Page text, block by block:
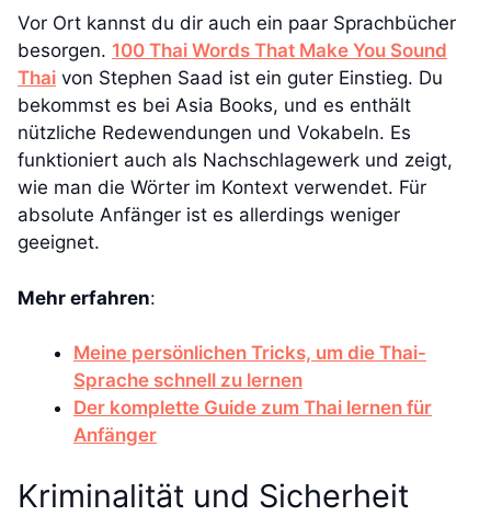
Vor Ort kannst du dir auch ein paar Sprachbücher
besorgen. 100 Thai Words That Make You Sound
Thai von Stephen Saad ist ein guter Einstieg. Du
bekommst es bei Asia Books, und es enthält
nützliche Redewendungen und Vokabeln. Es
funktioniert auch als Nachschlagewerk und zeigt,
wie man die Wörter im Kontext verwendet. Für
absolute Anfänger ist es allerdings weniger
geeignet.
Mehr erfahren:
Meine persönlichen Tricks, um die Thai-
Sprache schnell zu lernen
Der komplette Guide zum Thai lernen für
Anfänger
Kriminalität und Sicherheit